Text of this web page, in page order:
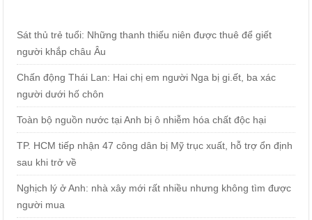
Sát thủ trẻ tuổi: Những thanh thiếu niên được thuê để giết
người khắp châu Âu
Chấn động Thái Lan: Hai chị em người Nga bị gi.ết, ba xác
người dưới hố chôn
Toàn bộ nguồn nước tại Anh bị ô nhiễm hóa chất độc hại
TP. HCM tiếp nhận 47 công dân bị Mỹ trục xuất, hỗ trợ ổn định
sau khi trở về
Nghịch lý ở Anh: nhà xây mới rất nhiều nhưng không tìm được
người mua